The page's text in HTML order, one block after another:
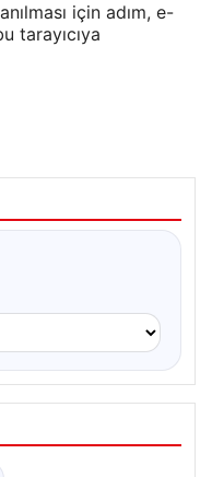
için adım, e-
tarayıcıya